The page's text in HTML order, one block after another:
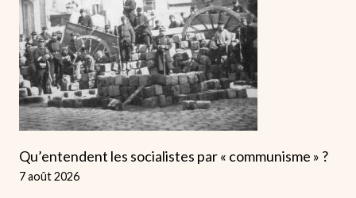
Qu’entendent les socialistes par « communisme » ?
7 août 2026